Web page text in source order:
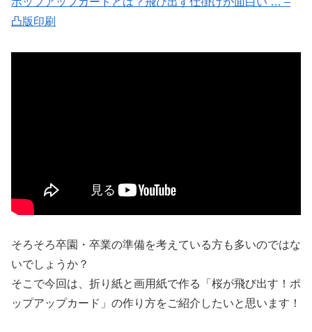
凸版印刷
そろそろ卒園・卒業の準備を考えている方も多いのではな
いでしょうか？
そこで今回は、折り紙と画用紙で作る「桜が飛び出す！ポ
ップアップカード」の作り方をご紹介したいと思います！